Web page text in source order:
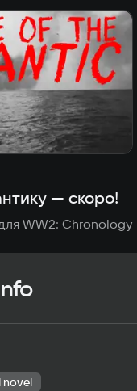
— скоро!
WW2: Chronology
novel